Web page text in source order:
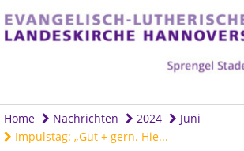
Home Nachrichten 2024
Juni
Impulstag: „Gut + gern. Hie...